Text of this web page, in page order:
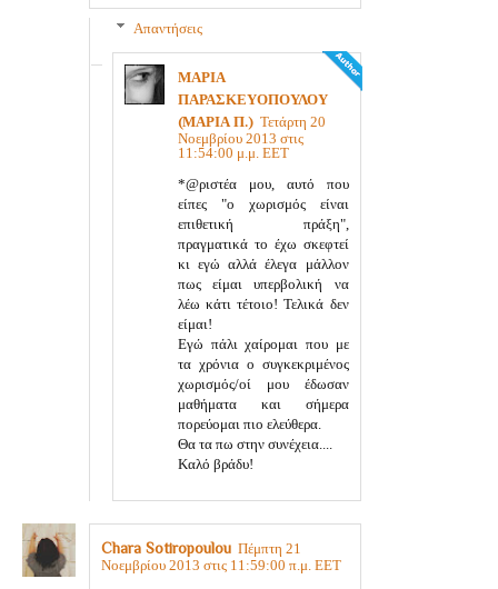
Απαντήσεις
ΜΑΡΙΑ
ΠΑΡΑΣΚΕΥΟΠΟΥΛΟΥ
(ΜΑΡΙΑ Π.) Τετάρτη 20
Νοεμβρίου 2013 στις
11:54:00 μ.μ. EET
*@ριστέα μου, αυτό που
είπες "ο χωρισμός είναι
επιθετική πράξη",
πραγματικά το έχω σκεφτεί
κι εγώ αλλά έλεγα μάλλον
πως είμαι υπερβολική να
λέω κάτι τέτοιο! Τελικά δεν
είμαι!
Εγώ πάλι χαίρομαι που με
τα χρόνια ο συγκεκριμένος
χωρισμός/οί μου έδωσαν
μαθήματα και σήμερα
πορεύομαι πιο ελεύθερα.
Θα τα πω στην συνέχεια....
Καλό βράδυ!
Chara Sotiropoulou Πέμπτη 21
Νοεμβρίου 2013 στις 11:59:00 π.μ. EET